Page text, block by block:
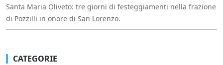
Santa Maria Oliveto: tre giorni di festeggiamenti nella frazione
di Pozzilli in onore di San Lorenzo.
CATEGORIE